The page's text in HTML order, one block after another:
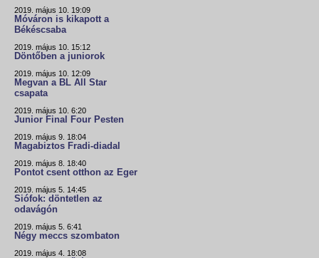
2019. május 10. 19:09
Móváron is kikapott a
Békéscsaba
2019. május 10. 15:12
Döntőben a juniorok
2019. május 10. 12:09
Megvan a BL All Star
csapata
2019. május 10. 6:20
Junior Final Four Pesten
2019. május 9. 18:04
Magabiztos Fradi-diadal
2019. május 8. 18:40
Pontot csent otthon az Eger
2019. május 5. 14:45
Siófok: döntetlen az
odavágón
2019. május 5. 6:41
Négy meccs szombaton
2019. május 4. 18:08